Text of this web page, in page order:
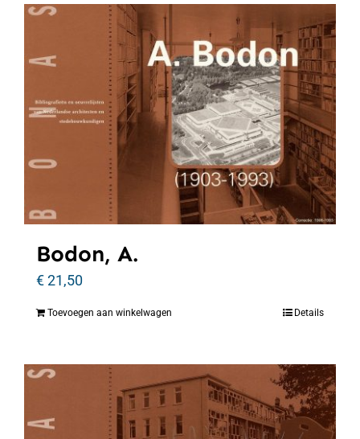
Bodon, A.
€21,50
Toevoegen aan winkelwagen Details